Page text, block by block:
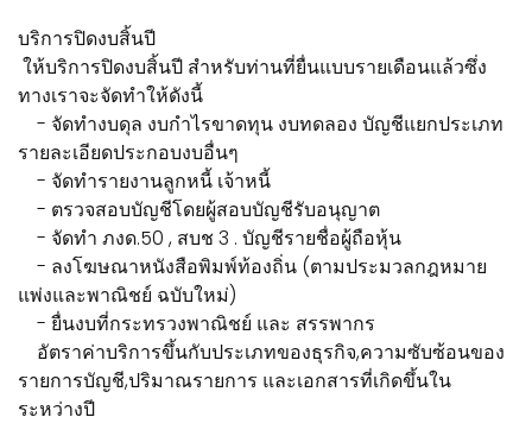
บริการปิดงบสิ้นปี
ให้บริการปิดงบสิ้นปี สำหรับท่านที่ยื่นแบบรายเดือนแล้วซึ่ง
ทางเราจะจัดทำให้ดังนี้
- จัดทำงบดุล งบกำไรขาดทุน งบทดลอง บัญชีแยกประเภท
รายละเอียดประกอบงบอื่นๆ
- จัดทำรายงานลูกหนี้ เจ้าหนี้
- ตรวจสอบบัญชีโดยผู้สอบบัญชีรับอนุญาต
- จัดทำ ภงด.50 , สบช 3 . บัญชีรายชื่อผู้ถือหุ้น
- ลงโฆษณาหนังสือพิมพ์ท้องถิ่น (ตามประมวลกฎหมาย
แพ่งและพาณิชย์ ฉบับใหม่)
- ยื่นงบที่กระทรวงพาณิชย์ และ สรรพากร
อัตราค่าบริการขึ้นกับประเภทของธุรกิจ,ความซับซ้อนของ
รายการบัญชี,ปริมาณรายการ และเอกสารที่เกิดขึ้นใน
ระหว่างปี